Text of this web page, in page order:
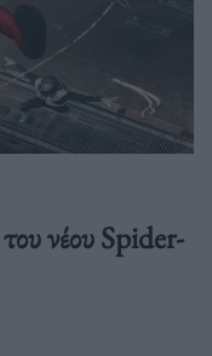
νέου Spider-